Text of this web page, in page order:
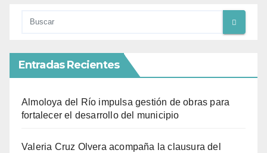
Entradas Recientes
Almoloya del Río impulsa gestión de obras para
fortalecer el desarrollo del municipio
Valeria Cruz Olvera acompaña la clausura del